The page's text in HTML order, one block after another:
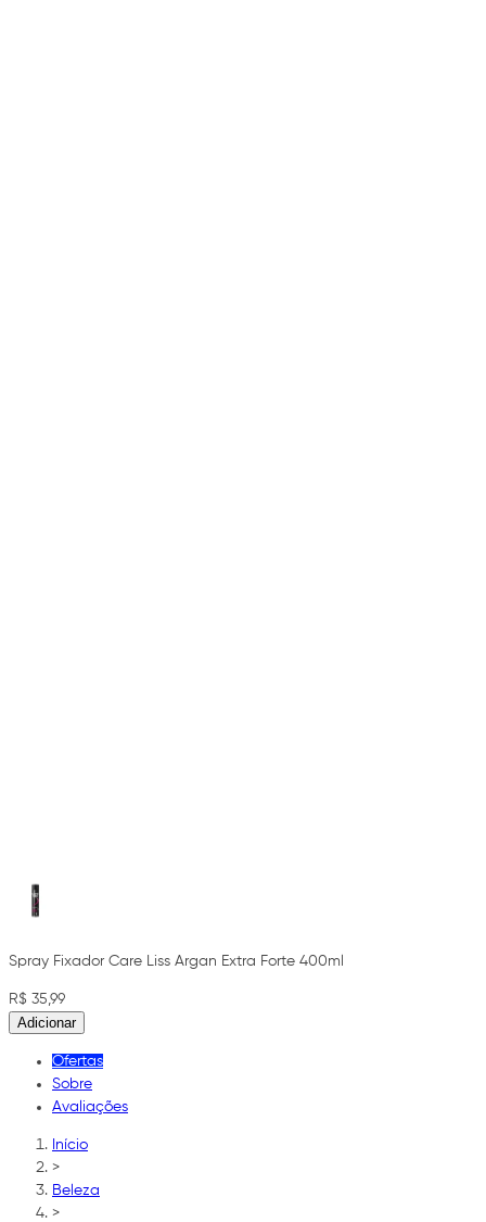
Spray Fixador Care Liss Argan Extra Forte 400ml
R$ 35,99
Adicionar
Ofertas
Sobre
Avaliações
Início
>
Beleza
>